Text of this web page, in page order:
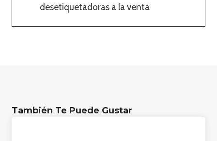
desetiquetadoras a la venta
También Te Puede Gustar